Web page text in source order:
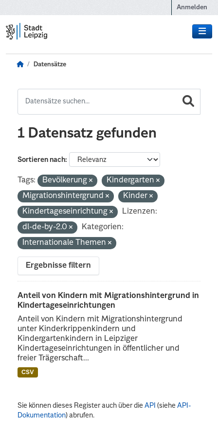
Anmelden
Datensätze
1 Datensatz gefunden
Sortieren nach
Tags: Bevölkerung
Kindergarten
Migrationshintergrund
Kinder
Kindertageseinrichtung
Lizenzen:
dl-de-by-2.0
Kategorien:
Internationale Themen
Ergebnisse filtern
Anteil von Kindern mit Migrationshintergrund in
Kindertageseinrichtungen
Anteil von Kindern mit Migrationshintergrund
unter Kinderkrippenkindern und
Kindergartenkindern in Leipziger
Kindertageseinrichtungen in öffentlicher und
freier Trägerschaft...
CSV
Sie können dieses Register auch über dieAPI (sieheAPI-
Dokumentation) abrufen.